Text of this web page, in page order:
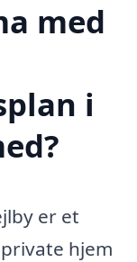
med
i
er et
hjem